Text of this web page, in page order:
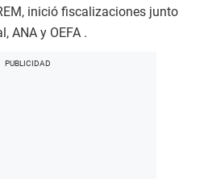
inició fiscalizaciones junto
ANA y OEFA .